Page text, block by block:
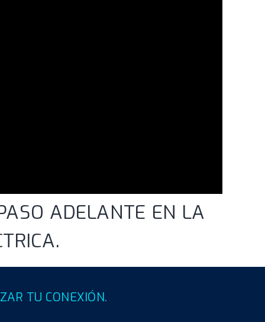
ADELANTE EN LA
TU CONEXIÓN.